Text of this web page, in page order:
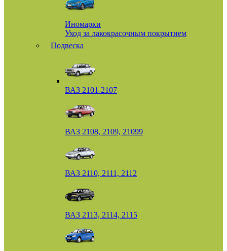
Иномарки
Уход за лакокрасочным покрытием
Подвеска
ВАЗ 2101-2107
ВАЗ 2108, 2109, 21099
ВАЗ 2110, 2111, 2112
ВАЗ 2113, 2114, 2115